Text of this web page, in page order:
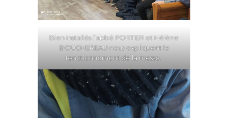
Bien installés l’abbé PORTIER et Hélène
BOUCHEREAU nous expliquent le
fonctionnement de la messe.